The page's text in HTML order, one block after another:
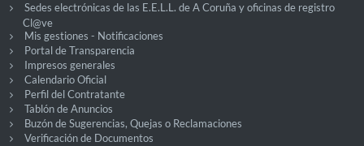
Sedes electrónicas de las E.E.L.L. de A Coruña y oficinas de registro
Cl@ve
Mis gestiones - Notificaciones
Portal de Transparencia
Impresos generales
Calendario Oficial
Perfil del Contratante
Tablón de Anuncios
Buzón de Sugerencias, Quejas o Reclamaciones
Verificación de Documentos